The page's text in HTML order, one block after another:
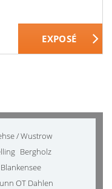
/ Wustrow
Bergholz
Blankensee
OT Dahlen